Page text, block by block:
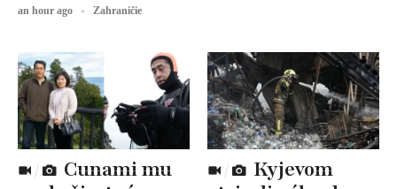
an hour ago Zahraničie